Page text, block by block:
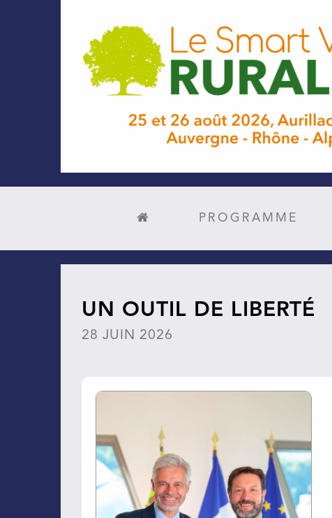
PROGRAMME
UN OUTIL DE LIBERTÉ
28 JUIN 2026